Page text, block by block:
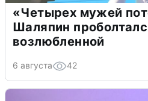
«Четырех мужей
Шаляпин
возлюбленной
6 августа 42